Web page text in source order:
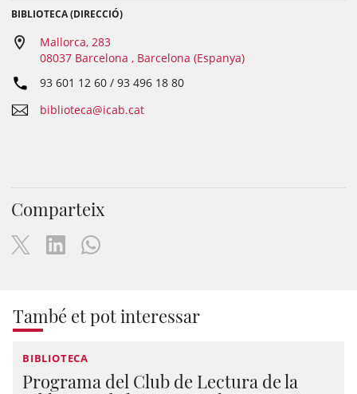
BIBLIOTECA (DIRECCIÓ)
Mallorca, 283
08037 Barcelona , Barcelona (Espanya)
93 601 12 60 / 93 496 18 80
biblioteca@icab.cat
Comparteix
També et pot interessar
BIBLIOTECA
Programa del Club de Lectura de la